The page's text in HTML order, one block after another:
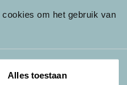
om het gebruik van
Alles toestaan
het delen van ervaringen